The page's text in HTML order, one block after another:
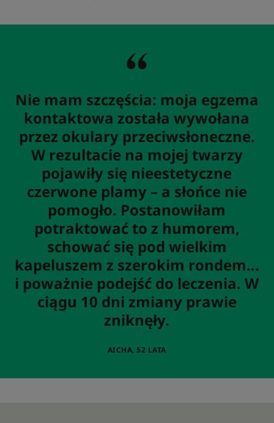
Nie mam szczęścia: moja egzema
kontaktowa została wywołana
przez okulary przeciwsłoneczne.
W rezultacie na mojej twarzy
pojawiły się nieestetyczne
czerwone plamy – a słońce nie
pomogło. Postanowiłam
potraktować to z humorem,
schować się pod wielkim
kapeluszem z szerokim rondem...
i poważnie podejść do leczenia. W
ciągu 10 dni zmiany prawie
zniknęły.
AICHA, 52 LATA